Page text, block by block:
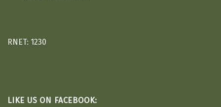
RNET: 1230
LIKE US ON FACEBOOK: